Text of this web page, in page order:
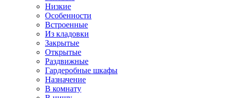
Низкие
Особенности
Встроенные
Из кладовки
Закрытые
Открытые
Раздвижные
Гардеробные шкафы
Назначение
В комнату